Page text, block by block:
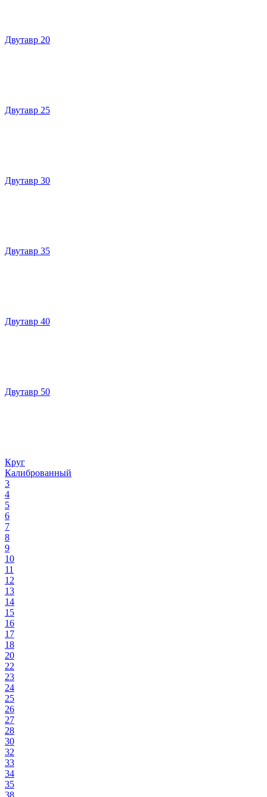
Двутавр 20
Двутавр 25
Двутавр 30
Двутавр 35
Двутавр 40
Двутавр 50
Круг
Калиброванный
3
4
5
6
7
8
9
10
11
12
13
14
15
16
17
18
20
22
23
24
25
26
27
28
30
32
33
34
35
38